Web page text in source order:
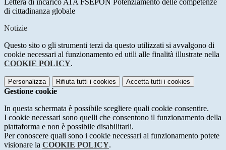
Lettera di incarico ATA FSEPON Potenziamento delle competenze
di cittadinanza globale
Notizie
Questo sito o gli strumenti terzi da questo utilizzati si avvalgono di
cookie necessari al funzionamento ed utili alle finalità illustrate nella
COOKIE POLICY.
Personalizza Rifiuta tutti i cookies Accetta tutti i cookies
Gestione cookie
In questa schermata è possibile scegliere quali cookie consentire.
I cookie necessari sono quelli che consentono il funzionamento della
piattaforma e non è possibile disabilitarli.
Per conoscere quali sono i cookie necessari al funzionamento potete
visionare la COOKIE POLICY.